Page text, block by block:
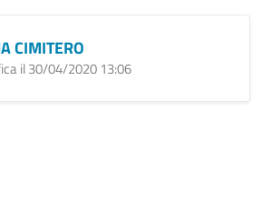
CIMITERO
il 30/04/2020 13:06